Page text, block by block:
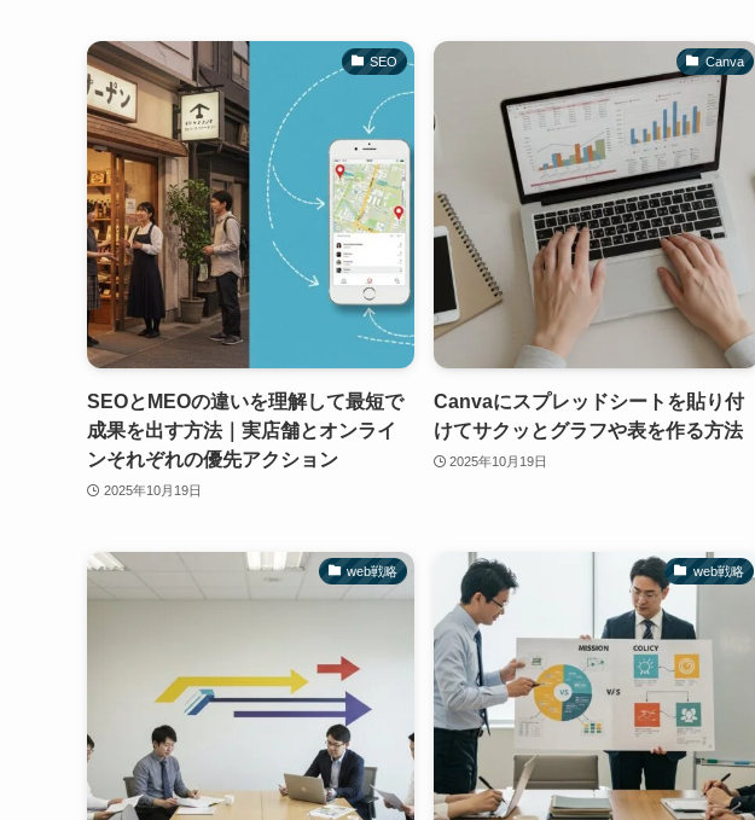
SEO
SEOとMEOの違いを理解して最短で
成果を出す方法｜実店舗とオンライ
ンそれぞれの優先アクション
2025年10月19日
Canva
Canvaにスプレッドシートを貼り付
けてサクッとグラフや表を作る方法
2025年10月19日
web戦略 web戦略